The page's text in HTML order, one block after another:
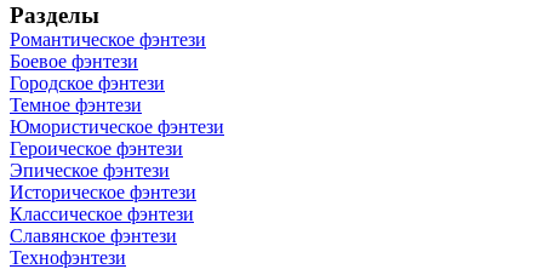
Разделы
Романтическое фэнтези
Боевое фэнтези
Городское фэнтези
Темное фэнтези
Юмористическое фэнтези
Героическое фэнтези
Эпическое фэнтези
Историческое фэнтези
Классическое фэнтези
Славянское фэнтези
Технофэнтези